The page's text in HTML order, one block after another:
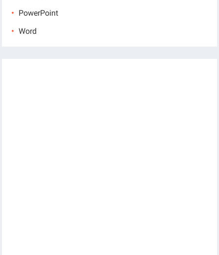
PowerPoint
Word